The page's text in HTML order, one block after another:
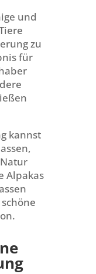
und
zu
für
kannst
Alpakas